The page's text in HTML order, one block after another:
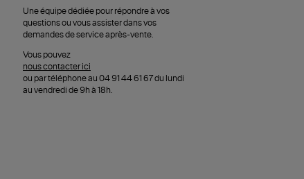
Une équipe dédiée pour répondre à vos
questions ou vous assister dans vos
demandes de service après-vente.
Vous pouvez
nous contacter ici
ou par téléphone au 04 91 44 61 67 du lundi
au vendredi de 9h à 18h.